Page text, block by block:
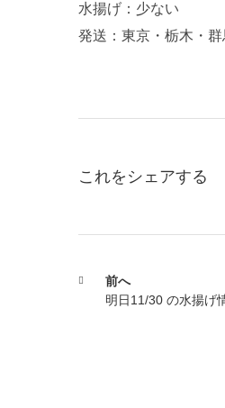
水揚げ：少ない
発送：東京・栃木・
これをシェアする
前へ
明日11/30 の水揚げ